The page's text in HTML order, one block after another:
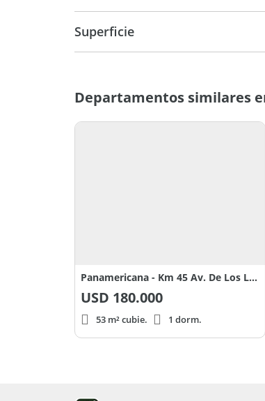
Departamento
Superficie
Departamentos similares
Panamericana - Km 45 Av. De Los Lagos Puertos del Lago
USD 180.000
53 m² cubie. 1 dorm.